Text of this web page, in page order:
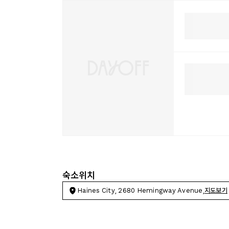
숙소위치
Haines City, 2680 Hemingway Avenue, 지도보기